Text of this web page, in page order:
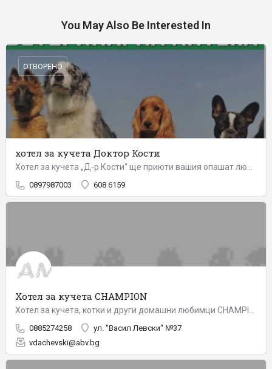
You May Also Be Interested In
хотел за кучета Доктор Кости
Хотел за кучета „Д-р Кости“ ще приюти вашия опашат любимец, като му осигури всичко необходимо за приятен и…
0897987003 608 6159
ОТВОРЕНО
Хотел за кучета CHAMPION
Хотел за кучета, котки и други домашни любимци CHAMPION е разположен на 12 км от центъра на гр. София. Хотела…
0885274258
ул. "Васил Левски" №37
vdachevski@abv.bg